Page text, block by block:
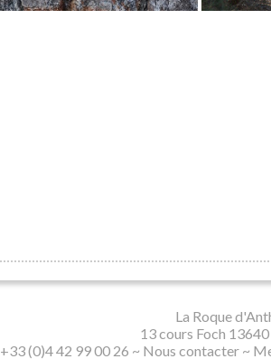
La Roque
13 cours Foch
+33 (0)4 42 99 00 26 ~ Nous contacter ~